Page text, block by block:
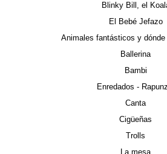
Blinky Bill, el
El Bebé Jefazo
Animales fantásticos y dónde
Ballerina
Bambi
Enredados -
Canta
Cigüeñas
Trolls
La mesa